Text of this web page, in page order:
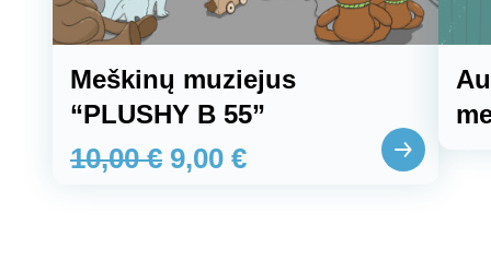
Meškinų muziejus
“PLUSHY B 55”
10,00€ 9,00 €